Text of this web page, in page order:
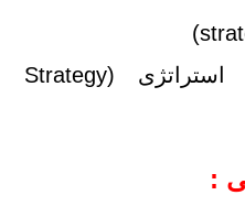
۵- كنترل و ارزیابی استراتژی (Strategy
: